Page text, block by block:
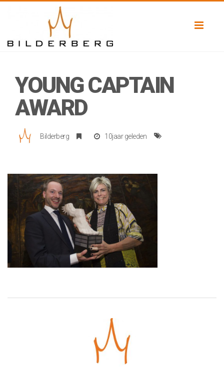
YOUNG CAPTAIN
AWARD
Bilderberg 10jaar geleden